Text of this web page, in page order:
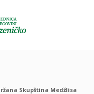
Skupština Medžlisa